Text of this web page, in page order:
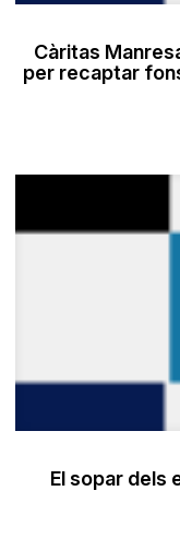
Càritas
per recaptar
El sopar dels